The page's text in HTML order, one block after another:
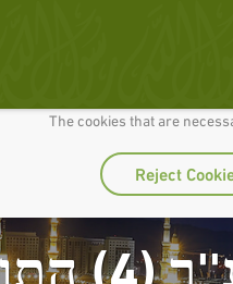
We use cookies to make our site
The cookies that are
Reject
עובדי האלילים